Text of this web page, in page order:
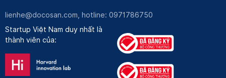
lienhe@docosan.com , hotline: 0971786750
Startup Việt Nam duy nhất là
thành viên của: